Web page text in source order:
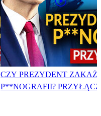
CZY PREZYDENT
P**NOGRAFII?